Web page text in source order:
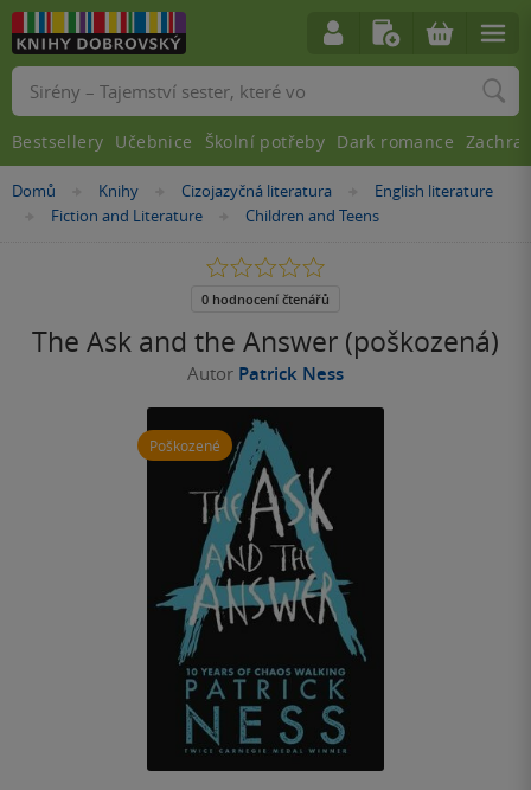
Nacházíte
Domů »Knihy »Cizojazyčná literatura »English literature
»Fiction and Literature »
Children and Teens
The Ask and the Answer (poškozená)
Autor Patrick Ness
Poškozené
0.0
5
0 hodnocení čtenářů
Vyhledávání
Bestsellery Učebnice Školní potřeby Dark romance